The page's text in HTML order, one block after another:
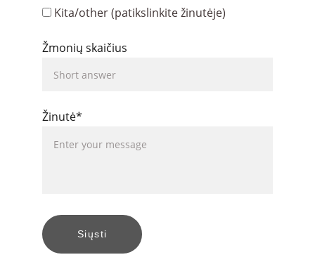
Kita/other (patikslinkite žinutėje)
Žmonių skaičius
Žinutė*
Siųsti